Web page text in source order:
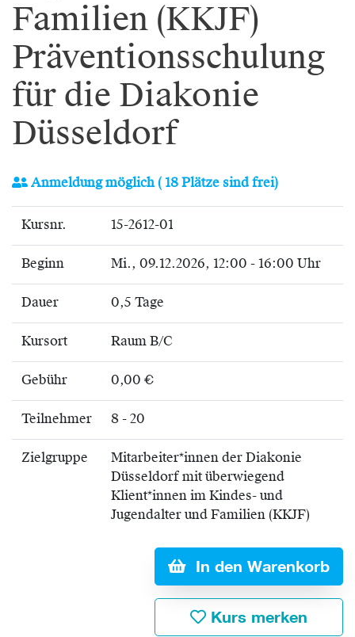
Familien (KKJF)
Präventionsschulung
für die Diakonie
Düsseldorf
Anmeldung möglich( 18 Plätze sind frei)
Kursnr. 15-2612-01
Beginn Mi., 09.12.2026, 12:00 - 16:00 Uhr
Dauer 0,5 Tage
Kursort Raum B/C
Gebühr 0,00 €
Teilnehmer 8 - 20
Zielgruppe
Mitarbeiter*innen der Diakonie
Düsseldorf mit überwiegend
Klient*innen im Kindes- und
Jugendalter und Familien (KKJF)
In den Warenkorb
Kurs merken